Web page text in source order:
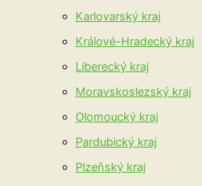
Karlovarský kraj
Králové-Hradecký kraj
Liberecký kraj
Moravskoslezský kraj
Olomoucký kraj
Pardubický kraj
Plzeňský kraj